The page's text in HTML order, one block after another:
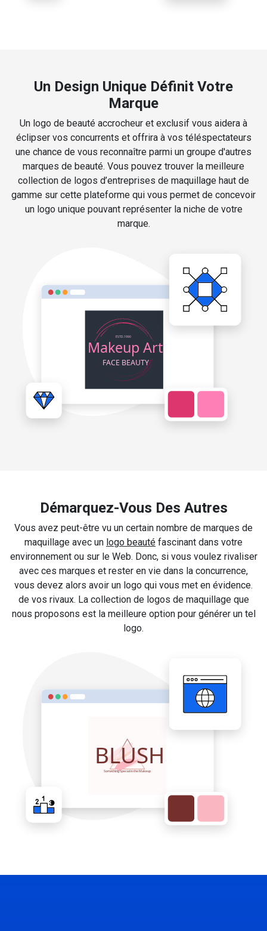
Un Design Unique Définit Votre
Marque
Un logo de beauté accrocheur et exclusif vous aidera à
éclipser vos concurrents et offrira à vos téléspectateurs
une chance de vous reconnaître parmi un groupe d'autres
marques de beauté. Vous pouvez trouver la meilleure
collection de logos d’entreprises de maquillage haut de
gamme sur cette plateforme qui vous permet de concevoir
un logo unique pouvant représenter la niche de votre
marque.
Démarquez-Vous Des Autres
Vous avez peut-être vu un certain nombre de marques de
maquillage avec un logo beauté fascinant dans votre
environnement ou sur le Web. Donc, si vous voulez rivaliser
avec ces marques et rester en vie dans la concurrence,
vous devez alors avoir un logo qui vous met en évidence.
de vos rivaux. La collection de logos de maquillage que
nous proposons est la meilleure option pour générer un tel
logo.